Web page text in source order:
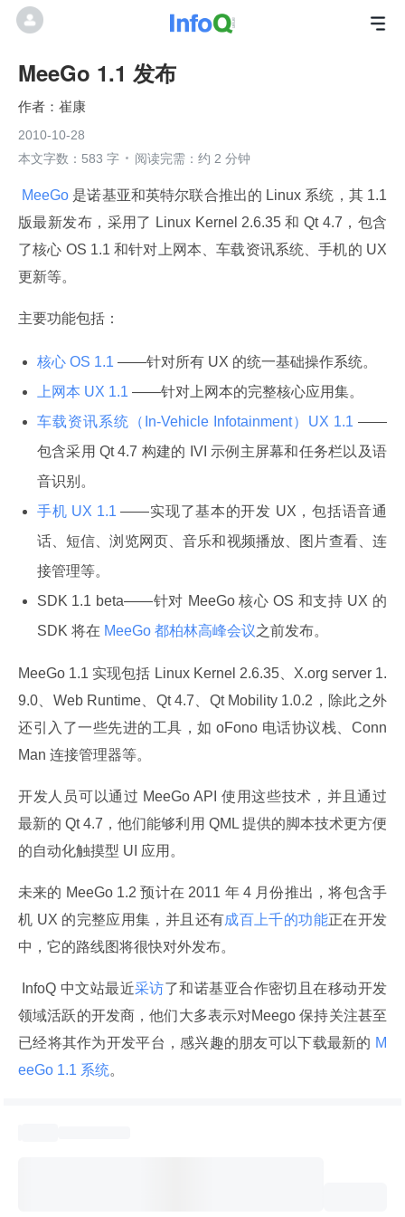
MeeGo 1.1 发布
崔康
2010-10-28
本文字数：583 字
阅读完需：约 2 分钟
MeeGo 是诺基亚和英特尔联合推出的 Linux 系统，其 1.1
版最新发布，采用了 Linux Kernel 2.6.35 和 Qt 4.7，包含
了核心 OS 1.1 和针对上网本、车载资讯系统、手机的 UX
更新等。
主要功能包括：
核心 OS 1.1 ——针对所有 UX 的统一基础操作系统。
上网本 UX 1.1 ——针对上网本的完整核心应用集。
车载资讯系统（In-Vehicle Infotainment）UX 1.1 ——
包含采用 Qt 4.7 构建的 IVI 示例主屏幕和任务栏以及语
音识别。
手机 UX 1.1——实现了基本的开发 UX，包括语音通
话、短信、浏览网页、音乐和视频播放、图片查看、连
接管理等。
SDK 1.1 beta——针对 MeeGo 核心 OS 和支持 UX 的
SDK 将在 MeeGo 都柏林高峰会议之前发布。
MeeGo 1.1 实现包括 Linux Kernel 2.6.35、X.org server 1.
9.0、Web Runtime、Qt 4.7、Qt Mobility 1.0.2，除此之外
还引入了一些先进的工具，如 oFono 电话协议栈、Conn
Man 连接管理器等。
开发人员可以通过 MeeGo API 使用这些技术，并且通过
最新的 Qt 4.7，他们能够利用 QML 提供的脚本技术更方便
的自动化触摸型 UI 应用。
未来的 MeeGo 1.2 预计在 2011 年 4 月份推出，将包含手
机 UX 的完整应用集，并且还有成百上千的功能正在开发
中，它的路线图将很快对外发布。
InfoQ 中文站最近采访了和诺基亚合作密切且在移动开发
领域活跃的开发商，他们大多表示对Meego 保持关注甚至
已经将其作为开发平台，感兴趣的朋友可以下载最新的 M
eeGo 1.1 系统。